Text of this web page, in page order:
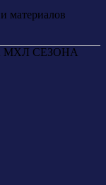
материалов
МХЛ СЕЗОНА